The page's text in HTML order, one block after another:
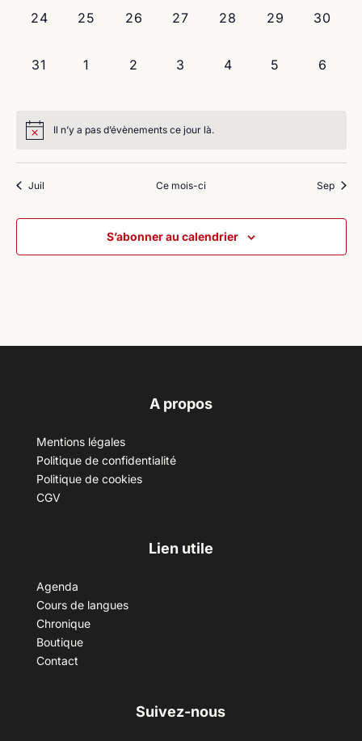
0
24
0
25
0
26
0
27
0
28
0
29
0
30
0
31
0
1
0
2
0
3
0
4
0
5
0
6
Il n’y a pas d’évènements ce jour là.
Juil Ce mois-ci Sep
S’abonner au calendrier
A propos
Mentions légales
Politique de confidentialité
Politique de cookies
CGV
Lien utile
Agenda
Cours de langues
Chronique
Boutique
Contact
Suivez-nous